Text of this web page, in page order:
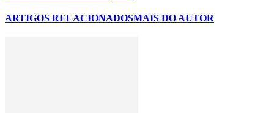
ARTIGOS RELACIONADOSMAIS DO AUTOR